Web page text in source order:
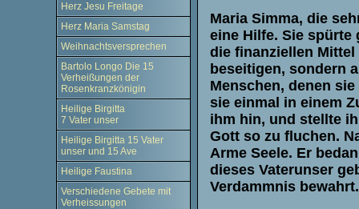
Herz Jesu Freitage
Herz Maria Samstag
Weihnachtsversprechen
Bartolo Longo Die 15
Verheißungen der
Rosenkranzkönigin
Heilige Birgitta
7 Vater unser
Heilige Birgitta 15 Vater
unser und 15 Ave
Heilige Faustina
Verschiedene Gebete mit
Verheissungen
Maria Simma, die
eine Hilfe. Sie spürte
die finanziellen
beseitigen, sondern
Menschen, denen
sie einmal in einem
ihm hin, und stellte
Gott so zu fluchen.
Arme Seele. Er
dieses Vaterunser
Verdammnis